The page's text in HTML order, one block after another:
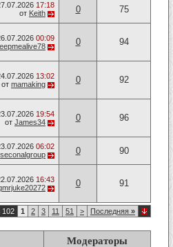
17:18
от Keith 0 75
00:09
0 94
13:02
от mamaking 0 92
19:54
от James34 0 96
06:02
seconalgroup 0 90
16:43
0 91
102 1 2 3 11 51 > Последняя »
Модераторы